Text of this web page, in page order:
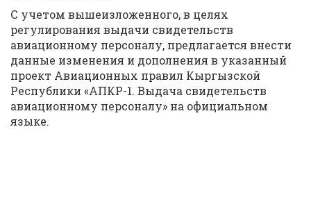
С учетом вышеизложенного, в целях
регулирования выдачи свидетельств
авиационному персоналу, предлагается внести
данные изменения и дополнения в указанный
проект Авиационных правил Кыргызской
Республики «АПКР-1. Выдача свидетельств
авиационному персоналу» на официальном
языке.